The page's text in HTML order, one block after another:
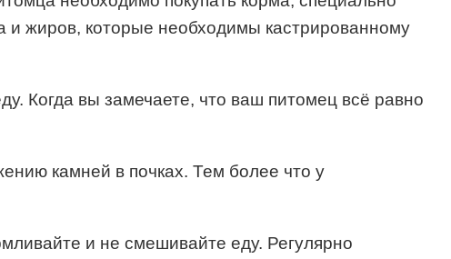
и жиров, которые необходимы кастрированному
Когда вы замечаете, что ваш питомец всё равно
камней в почках. Тем более что у
и не смешивайте еду. Регулярно